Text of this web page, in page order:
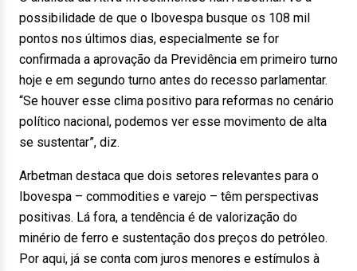
possibilidade de que o Ibovespa busque os 108 mil
pontos nos últimos dias, especialmente se for
confirmada a aprovação da Previdência em primeiro turno
hoje e em segundo turno antes do recesso parlamentar.
“Se houver esse clima positivo para reformas no cenário
político nacional, podemos ver esse movimento de alta
se sustentar”, diz.
Arbetman destaca que dois setores relevantes para o
Ibovespa – commodities e varejo – têm perspectivas
positivas. Lá fora, a tendência é de valorização do
minério de ferro e sustentação dos preços do petróleo.
Por aqui, já se conta com juros menores e estímulos à